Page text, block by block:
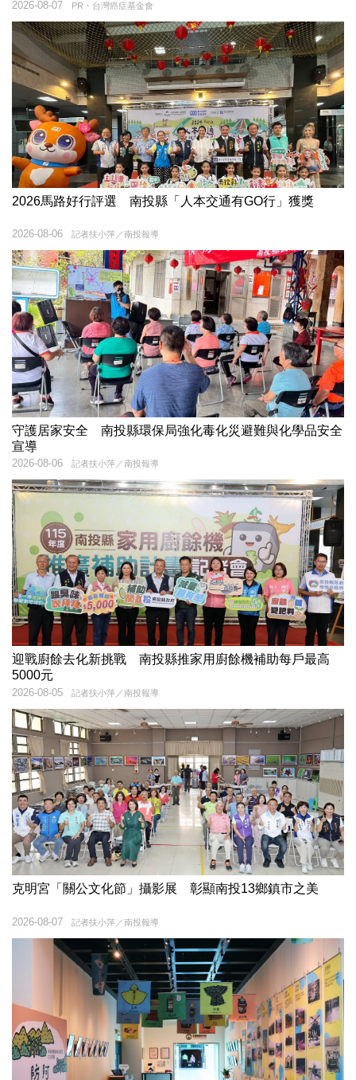
PR・台灣癌症基金會
2026-08-07
2026馬路好行評選 南投縣「人本交通有GO行」獲獎
記者扶小萍／南投報導
2026-08-06
守護居家安全 南投縣環保局強化毒化災避難與化學品安全
宣導
記者扶小萍／南投報導
2026-08-06
迎戰廚餘去化新挑戰 南投縣推家用廚餘機補助每戶最高
5000元
記者扶小萍／南投報導
2026-08-05
克明宮「關公文化節」攝影展 彰顯南投13鄉鎮市之美
記者扶小萍／南投報導
2026-08-07